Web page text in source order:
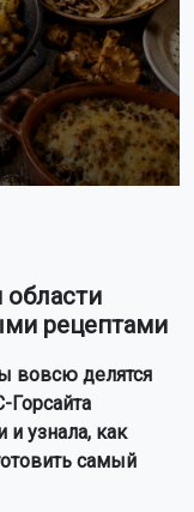
рецептами
вовсю делятся
узнала, как
самый